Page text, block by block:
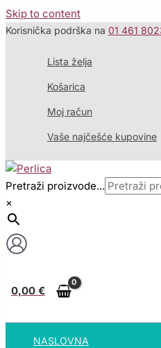
Skip to content
Korisnička podrška na 01 461
Lista želja
Košarica
Moj račun
Vaše najčešće kupovine
Pretraži proizvode...
×
0,00 €
NASLOVNA